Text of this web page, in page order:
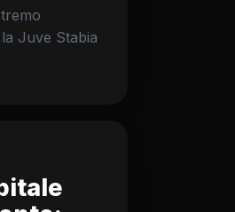
Juve Stabia